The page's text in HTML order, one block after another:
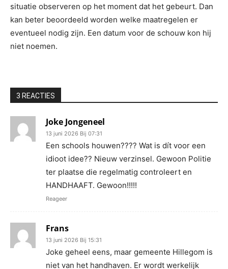
situatie observeren op het moment dat het gebeurt. Dan
kan beter beoordeeld worden welke maatregelen er
eventueel nodig zijn. Een datum voor de schouw kon hij
niet noemen.
3 REACTIES
Joke Jongeneel
13 juni 2026 Bij 07:31
Een schools houwen???? Wat is dít voor een
idioot idee?? Nieuw verzinsel. Gewoon Politie
ter plaatse die regelmatig controleert en
HANDHAAFT. Gewoon!!!!!
Reageer
Frans
13 juni 2026 Bij 15:31
Joke geheel eens, maar gemeente Hillegom is
niet van het handhaven. Er wordt werkelijk